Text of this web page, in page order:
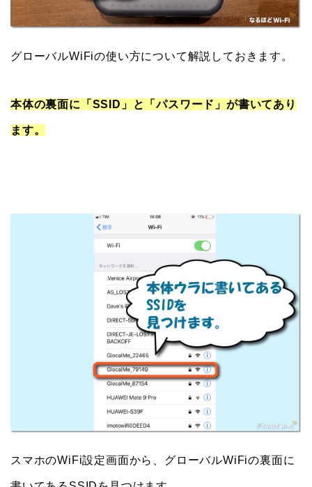
グローバルWiFiの使い方について解説しておきます。
本体の裏面に「SSID」と「パスワード」が書いてあり
ます。
スマホのWiFi設定画面から、グローバルWiFiの裏面に